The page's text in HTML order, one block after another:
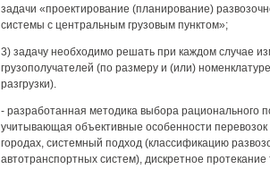
задачи «проектирование (планирование)
системы с центральным грузовым пунктом»;
3) задачу необходимо решать при каждом случае
грузополучателей (по размеру и (или)
разгрузки).
- разработанная методика выбора рационального
учитывающая объективные особенности перевозок
городах, системный подход (классификацию
автотранспортных систем), дискретное